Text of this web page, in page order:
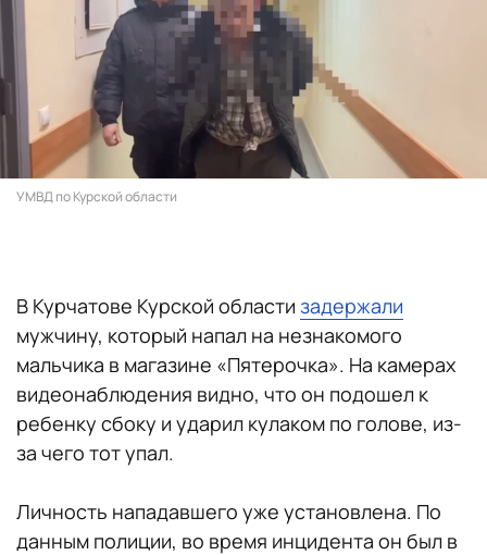
УМВД по Курской области
В Курчатове Курской области задержали
мужчину, который напал на незнакомого
мальчика в магазине «Пятерочка». На камерах
видеонаблюдения видно, что он подошел к
ребенку сбоку и ударил кулаком по голове, из-
за чего тот упал.
Личность нападавшего уже установлена. По
данным полиции, во время инцидента он был в